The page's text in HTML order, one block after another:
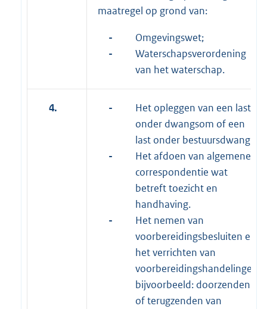
maatregel op grond van:
-
Omgevingswet;
-
Waterschapsverordening
van het waterschap.
4. -
Het opleggen van een last
onder dwangsom of een
last onder bestuursdwang.
-
Het afdoen van algemene
correspondentie wat
betreft toezicht en
handhaving.
-
Het nemen van
voorbereidingsbesluiten en
het verrichten van
voorbereidingshandelingen,
bijvoorbeeld: doorzenden
of terugzenden van